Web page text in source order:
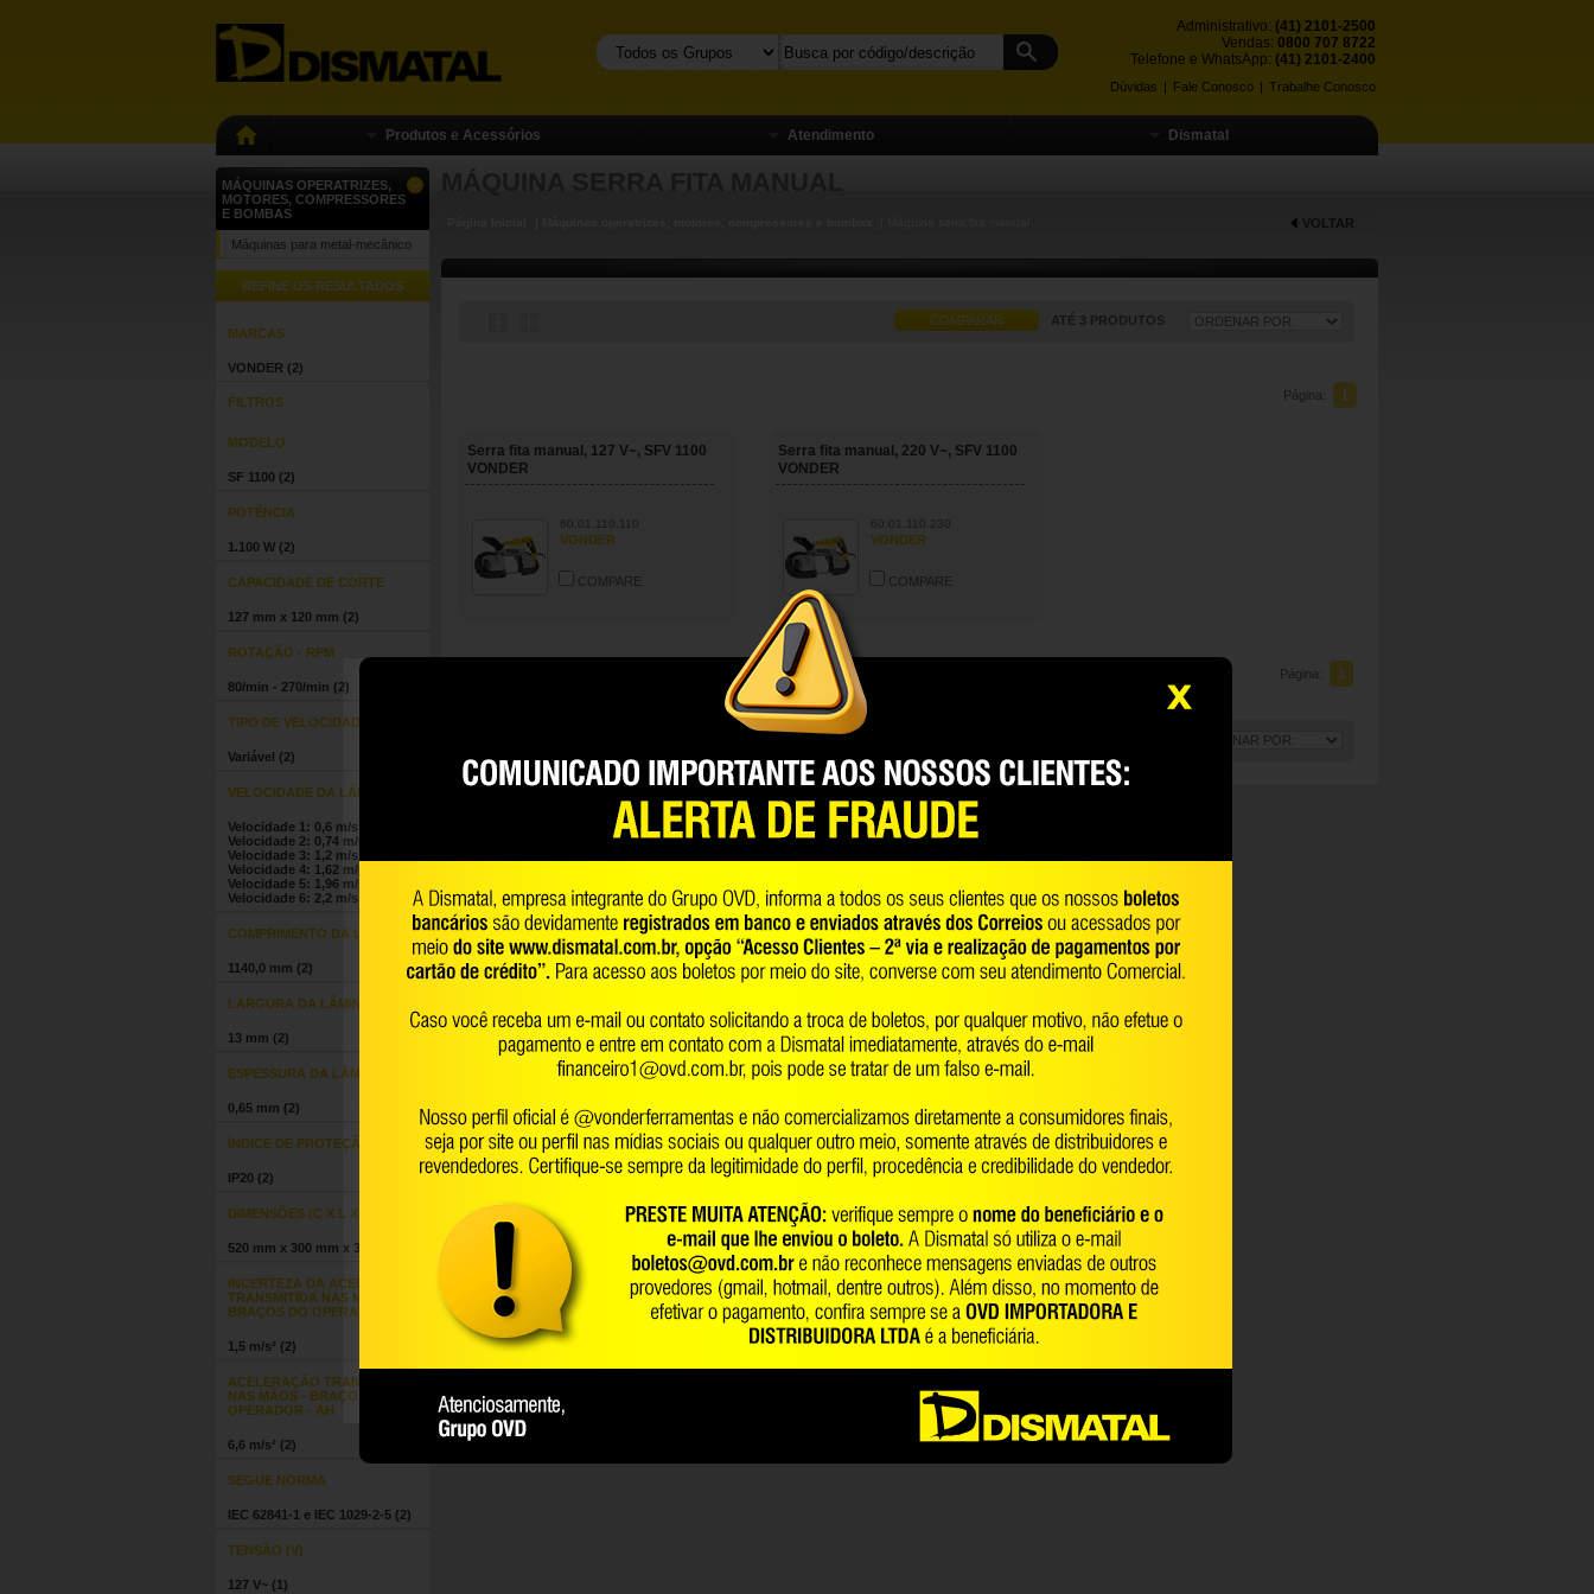
Administrativo: (41) 2101-2500
Vendas: 0800 707 8722
Telefone e WhatsApp: (41) 2101-2400
Trabalhe Conosco
|
Fale Conosco
|
Dúvidas
Produtos e Acessórios Atendimento Dismatal
MÁQUINAS OPERATRIZES,
MOTORES, COMPRESSORES
E BOMBAS
Máquinas para metal-mecânico
REFINE OS RESULTADOS
MARCAS
VONDER (2)
FILTROS
MODELO
SF 1100 (2)
POTÊNCIA
1.100 W (2)
CAPACIDADE DE CORTE
127 mm x 120 mm (2)
ROTAÇÃO - RPM
80/min - 270/min (2)
TIPO DE VELOCIDADE
Variável (2)
VELOCIDADE DA LÂMINA
Velocidade 1: 0,6 m/s -
Velocidade 2: 0,74 m/s -
Velocidade 3: 1,2 m/s -
Velocidade 4: 1,62 m/s -
Velocidade 5: 1,96 m/s -
Velocidade 6: 2,2 m/s
COMPRIMENTO DA LÂMINA
1140,0 mm (2)
LARGURA DA LÂMINA
13 mm (2)
ESPESSURA DA LÂMINA
0,65 mm (2)
ÍNDICE DE PROTEÇÃO (IP)
IP20 (2)
DIMENSÕES (C X L X A)
520 mm x 300 mm x 300 mm
INCERTEZA DA ACELERAÇÃO
TRANSMITIDA NAS MÃOS -
BRAÇOS DO OPERADOR - K
1,5 m/s² (2)
ACELERAÇÃO TRANSMITIDA
NAS MÃOS - BRAÇOS DO
OPERADOR - AH
6,6 m/s² (2)
SEGUE NORMA
IEC 62841-1 e IEC 1029-2-5 (2)
TENSÃO (V)
127 V~ (1)
VOLTAR
COMPARAR ATÉ 3 PRODUTOS
Página: 1
Serra fita manual, 127 V~, SFV 1100
VONDER
60.01.110.110
VONDER
COMPARE
Serra fita manual, 220 V~, SFV 1100
VONDER
60.01.110.230
VONDER
COMPARE
Página: 1